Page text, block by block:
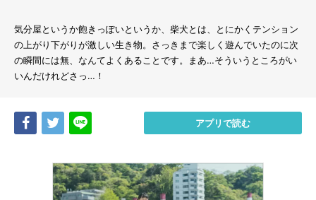
気分屋というか飽きっぽいというか、柴犬とは、とにかくテンション
の上がり下がりが激しい生き物。さっきまで楽しく遊んでいたのに次
の瞬間には無、なんてよくあることです。まあ…そういうところがい
いんだけれどさっ…！
Share Tweet アプリで読む